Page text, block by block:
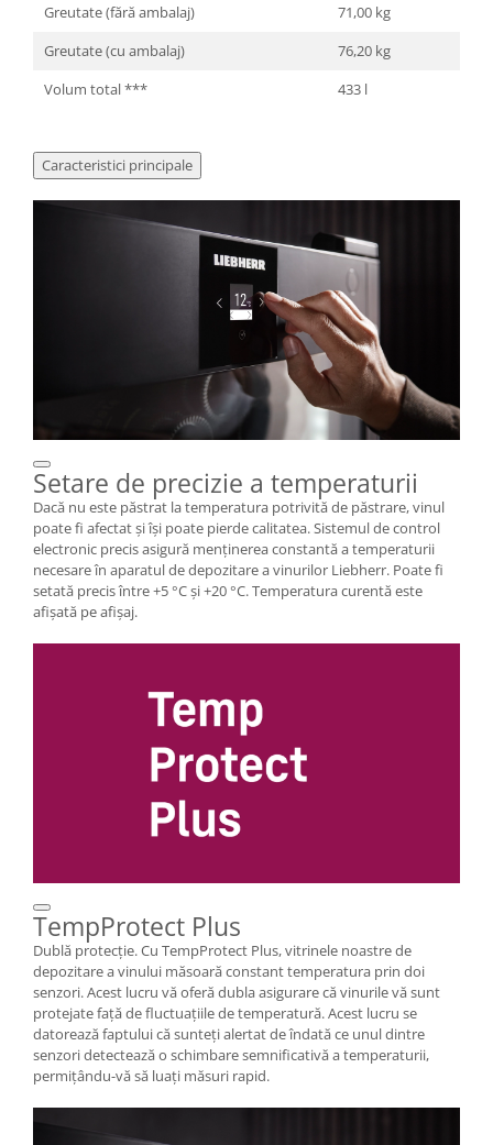
Greutate (fără ambalaj)
71,00 kg
Greutate (cu ambalaj)
76,20 kg
Volum total ***
433 l
Caracteristici principale
Setare de precizie a temperaturii
Dacă nu este păstrat la temperatura potrivită de păstrare, vinul
poate fi afectat şi îşi poate pierde calitatea. Sistemul de control
electronic precis asigură menţinerea constantă a temperaturii
necesare în aparatul de depozitare a vinurilor Liebherr. Poate fi
setată precis între +5 °C şi +20 °C. Temperatura curentă este
afişată pe afişaj.
TempProtect Plus
Dublă protecţie. Cu TempProtect Plus, vitrinele noastre de
depozitare a vinului măsoară constant temperatura prin doi
senzori. Acest lucru vă oferă dubla asigurare că vinurile vă sunt
protejate faţă de fluctuaţiile de temperatură. Acest lucru se
datorează faptului că sunteţi alertat de îndată ce unul dintre
senzori detectează o schimbare semnificativă a temperaturii,
permiţându-vă să luaţi măsuri rapid.